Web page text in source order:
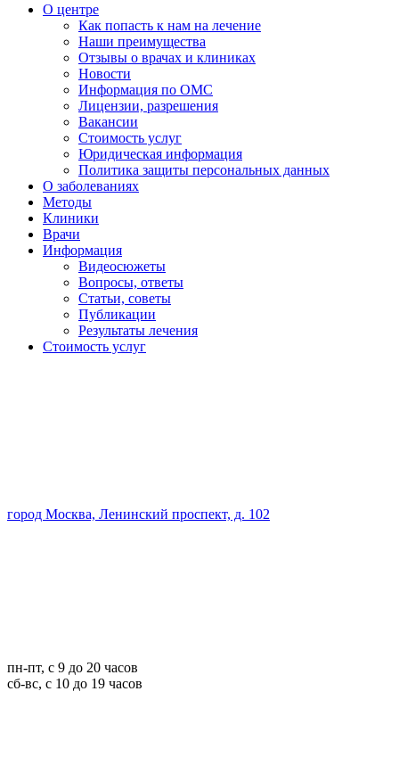
О центре
Как попасть к нам на лечение
Наши преимущества
Отзывы о врачах и клиниках
Новости
Информация по ОМС
Лицензии, разрешения
Вакансии
Стоимость услуг
Юридическая информация
Политика защиты персональных данных
О заболеваниях
Методы
Клиники
Врачи
Информация
Видеосюжеты
Вопросы, ответы
Статьи, советы
Публикации
Результаты лечения
Стоимость услуг
город Москва, Ленинский проспект, д. 102
пн-пт, с 9 до 20 часов
сб-вс, с 10 до 19 часов